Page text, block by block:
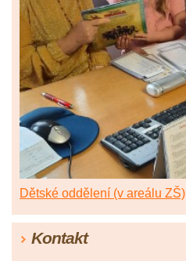
Dětské oddělení (v areálu ZŠ)
Kontakt